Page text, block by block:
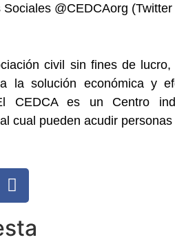
Sociales @CEDCAorg
civil sin fines de
la solución económica y
CEDCA es un Centro
cual pueden acudir